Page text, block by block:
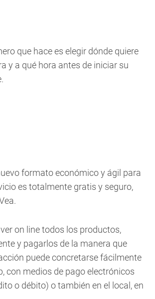
que hace es elegir dónde quiere
y a qué hora antes de iniciar su
formato económico y ágil para
es totalmente gratis y seguro,
on line todos los productos,
y pagarlos de la manera que
puede concretarse fácilmente
con medios de pago electrónicos
o débito) o también en el local, en